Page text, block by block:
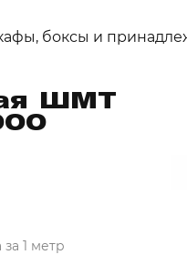
боксы и
ШМТ
1 метр